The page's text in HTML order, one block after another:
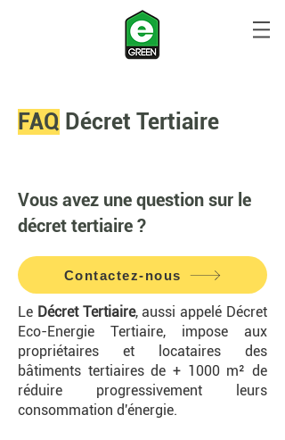
FAQ Décret Tertiaire
Vous avez une question sur le
décret tertiaire ?
Contactez-nous
Le Décret Tertiaire, aussi appelé Décret
Eco-Energie Tertiaire, impose aux
propriétaires et locataires des
bâtiments tertiaires de + 1000 m² de
réduire progressivement leurs
consommation d'énergie.